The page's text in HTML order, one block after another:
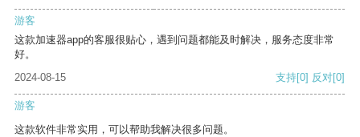
游客
这款加速器app的客服很贴心，遇到问题都能及时解决，服务态度非常
好。
2024-08-15
支持[0] 反对[0]
游客
这款软件非常实用，可以帮助我解决很多问题。